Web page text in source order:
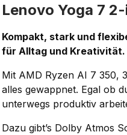
Lenovo Yoga 7
Kompakt, stark und
für Alltag und Kreativität.
Mit AMD Ryzen AI 7 350,
alles gewappnet. Egal ob
unterwegs produktiv
Dazu gibt’s Dolby Atmos